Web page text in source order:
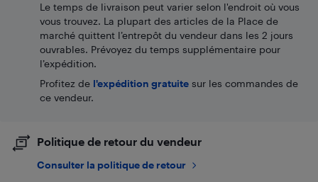
Le temps de livraison peut varier selon l'endroit où vous
vous trouvez. La plupart des articles de la Place de
marché quittent l’entrepôt du vendeur dans les 2 jours
ouvrables. Prévoyez du temps supplémentaire pour
l’expédition.
Profitez de l'expédition gratuite sur les commandes de
ce vendeur.
Politique de retour du vendeur
Consulter la politique de retour